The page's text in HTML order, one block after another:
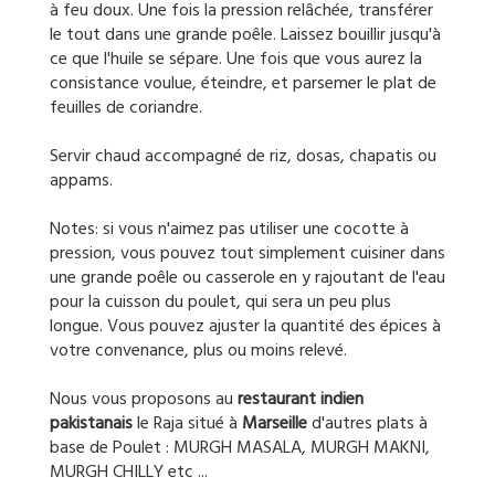
à feu doux. Une fois la pression relâchée, transférer
le tout dans une grande poêle. Laissez bouillir jusqu'à
ce que l'huile se sépare. Une fois que vous aurez la
consistance voulue, éteindre, et parsemer le plat de
feuilles de coriandre.
Servir chaud accompagné de riz, dosas, chapatis ou
appams.
Notes: si vous n'aimez pas utiliser une cocotte à
pression, vous pouvez tout simplement cuisiner dans
une grande poêle ou casserole en y rajoutant de l'eau
pour la cuisson du poulet, qui sera un peu plus
longue. Vous pouvez ajuster la quantité des épices à
votre convenance, plus ou moins relevé.
Nous vous proposons aurestaurantindien
pakistanaisle Raja situé à Marseilled'autres plats à
base de Poulet : MURGH MASALA, MURGH MAKNI,
MURGH CHILLY etc ...